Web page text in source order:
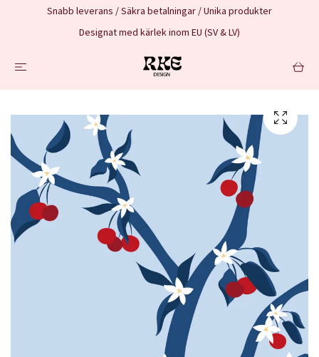
Snabb leverans / Säkra betalningar / Unika produkter
Designat med kärlek inom EU (SV & LV)